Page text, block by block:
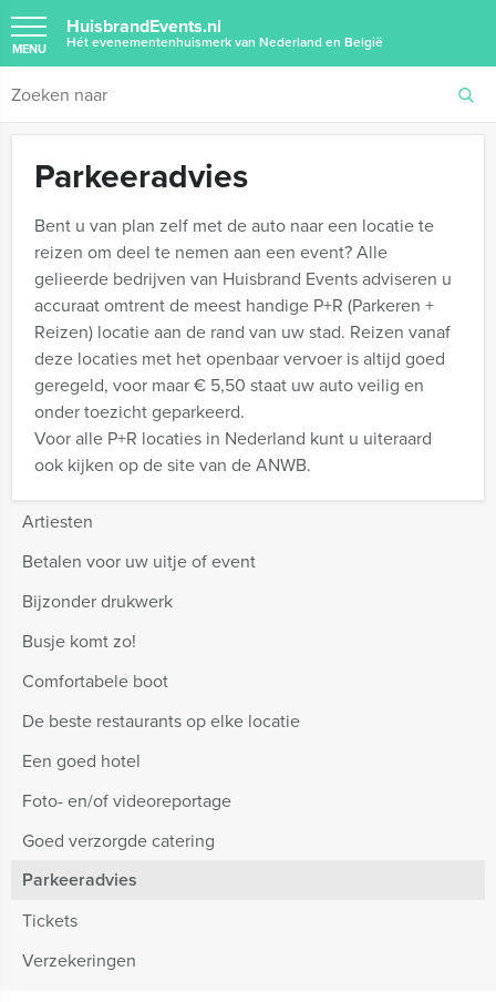
HuisbrandEvents.nl
Hét evenementenhuismerk van Nederland en België
MENU
Parkeeradvies
Bent u van plan zelf met de auto naar een locatie te
reizen om deel te nemen aan een event? Alle
gelieerde bedrijven van Huisbrand Events adviseren u
accuraat omtrent de meest handige P+R (Parkeren +
Reizen) locatie aan de rand van uw stad. Reizen vanaf
deze locaties met het openbaar vervoer is altijd goed
geregeld, voor maar € 5,50 staat uw auto veilig en
onder toezicht geparkeerd.
Voor alle P+R locaties in Nederland kunt u uiteraard
ook kijken op de site van de ANWB.
Artiesten
Betalen voor uw uitje of event
Bijzonder drukwerk
Busje komt zo!
Comfortabele boot
De beste restaurants op elke locatie
Een goed hotel
Foto- en/of videoreportage
Goed verzorgde catering
Parkeeradvies
Tickets
Verzekeringen